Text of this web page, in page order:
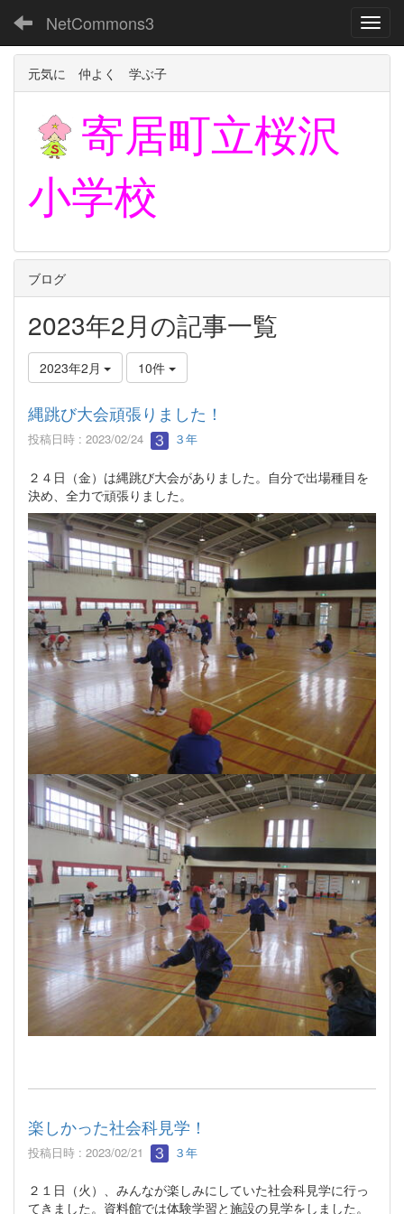
NetCommons3
元気に 仲よく 学ぶ子
寄居町立桜沢
小学校
ブログ
2023年2月の記事一覧
2023年2月 10件
縄跳び大会頑張りました！
投稿日時 : 2023/02/24 ３年
２４日（金）は縄跳び大会がありました。自分で出場種目を
決め、全力で頑張りました。
楽しかった社会科見学！
投稿日時 : 2023/02/21 ３年
２１日（火）、みんなが楽しみにしていた社会科見学に行っ
てきました。資料館では体験学習と施設の見学をしました。